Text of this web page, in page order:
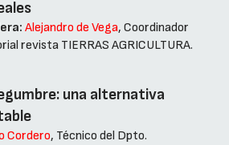
Alejandro de Vega, Coordinador
revista TIERRAS AGRICULTURA.
una alternativa
Cordero, Técnico del Dpto.